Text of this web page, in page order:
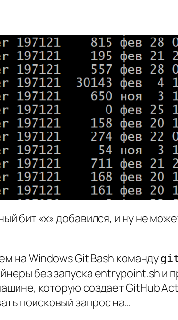
бит «х» добавился, и ну не
на Windows Git Bash команду
без запуска entrypoint.sh и
которую создает GitHub
поисковый запрос на…